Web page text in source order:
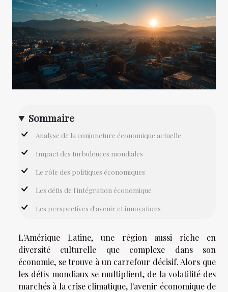
Sommaire
Analyse de la conjoncture économique actuelle
Impact des turbulences mondiales
Le rôle des politiques économiques
Les défis de l'intégration économique
Les perspectives d'avenir et innovations
L'Amérique Latine, une région aussi riche en
diversité culturelle que complexe dans son
économie, se trouve à un carrefour décisif. Alors que
les défis mondiaux se multiplient, de la volatilité des
marchés à la crise climatique, l'avenir économique de